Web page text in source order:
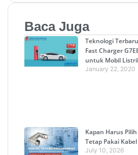
Baca Juga
Teknologi
Fast Charger
untuk Mobil
January 22, 2020
Kapan Harus
Tetap Pakai
July 10, 2026